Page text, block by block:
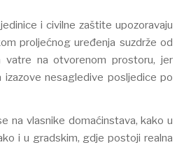
i civilne zaštite upozoravaju
proljećnog uređenja suzdrže od
vatre na otvorenom prostoru, jer
izazove nesagledive posljedice po
na vlasnike domaćinstava, kako u
i u gradskim, gdje postoji realna